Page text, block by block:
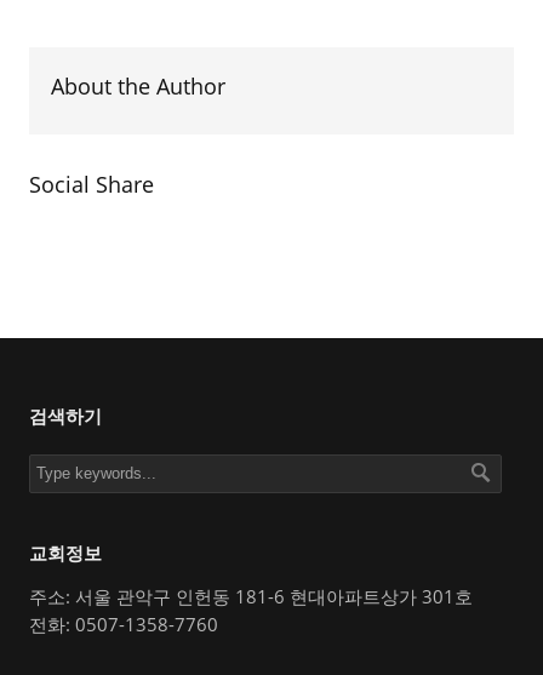
About the Author
Social Share
검색하기
교회정보
주소: 서울 관악구 인헌동 181-6 현대아파트상가 301호
전화: 0507-1358-7760